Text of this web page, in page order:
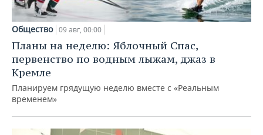
Общество 09 авг, 00:00
Планы на неделю: Яблочный Спас,
первенство по водным лыжам, джаз в
Кремле
Планируем грядущую неделю вместе с «Реальным
временем»